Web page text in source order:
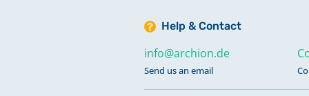
Kirchenbuchduplikate Merzien:
Taufen 1850-1857
Help & Contact
info@archion.de
Send us an email